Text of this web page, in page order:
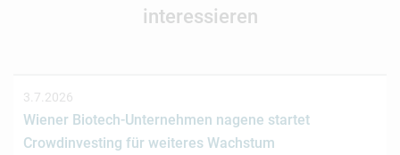
interessieren
3.7.2026
Wiener Biotech-Unternehmen nagene startet
Crowdinvesting für weiteres Wachstum